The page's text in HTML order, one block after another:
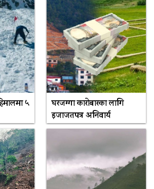
५
घरजग्गा कारोबारका लागि
इजाजतपत्र अनिवार्य